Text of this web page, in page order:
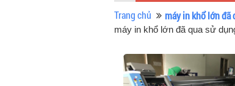
Trang chủ
máy in khổ lớn đã
máy in khổ lớn đã qua sử